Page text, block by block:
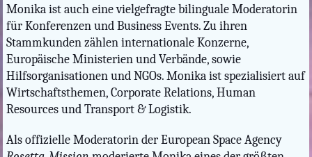
Monika ist auch eine vielgefragte bilinguale Moderatorin
für Konferenzen und Business Events. Zu ihren
Stammkunden zählen internationale Konzerne,
Europäische Ministerien und Verbände, sowie
Hilfsorganisationen und NGOs. Monika ist spezialisiert auf
Wirtschaftsthemen, Corporate Relations, Human
Resources und Transport & Logistik.
Als offizielle Moderatorin der European Space Agency